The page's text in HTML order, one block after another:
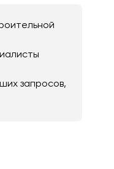
запросов,